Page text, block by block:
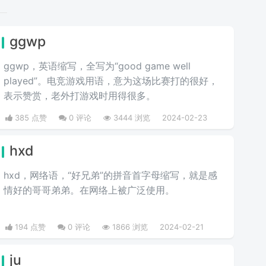
ggwp
ggwp，英‌‌‌‌‌‌‌‌‌‌‌语缩写，全写为“good game well
played”。电竞游戏用语，意为这场比赛打的很好，
表示赞赏，老外打游戏时用得很多。
385 点赞 0 评论 3444 浏览 2024-02-23
hxd
hxd，网络语，“好兄弟”的拼音首字母缩写，就是感
情好的哥哥弟弟。在网络上被广泛使用。
194 点赞 0 评论 1866 浏览 2024-02-21
ju